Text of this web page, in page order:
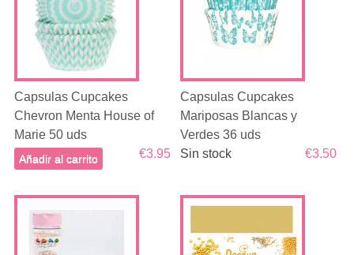
Capsulas Cupcakes
Chevron Menta House of
Marie 50 uds
€3.95
Añadir al carrito
Capsulas Cupcakes
Mariposas Blancas y
Verdes 36 uds
€3.50
Sin stock